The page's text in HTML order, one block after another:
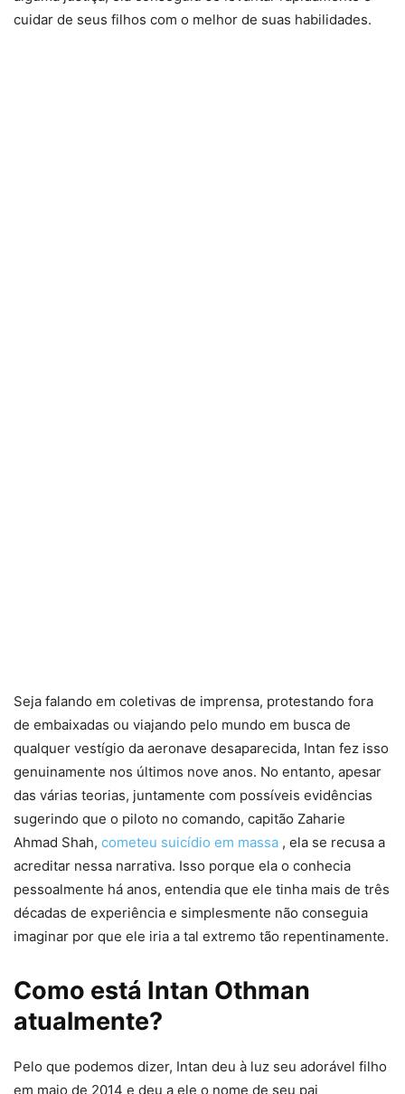
cuidar de seus filhos com o melhor de suas habilidades.
Seja falando em coletivas de imprensa, protestando fora
de embaixadas ou viajando pelo mundo em busca de
qualquer vestígio da aeronave desaparecida, Intan fez isso
genuinamente nos últimos nove anos. No entanto, apesar
das várias teorias, juntamente com possíveis evidências
sugerindo que o piloto no comando, capitão Zaharie
Ahmad Shah, cometeu suicídio em massa , ela se recusa a
acreditar nessa narrativa. Isso porque ela o conhecia
pessoalmente há anos, entendia que ele tinha mais de três
décadas de experiência e simplesmente não conseguia
imaginar por que ele iria a tal extremo tão repentinamente.
Como está Intan Othman
atualmente?
Pelo que podemos dizer, Intan deu à luz seu adorável filho
em maio de 2014 e deu a ele o nome de seu pai